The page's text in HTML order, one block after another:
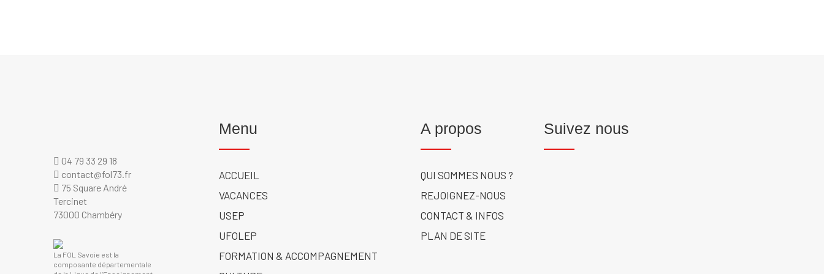
04 79 33 29 18
contact@fol73.fr
75 Square André
Tercinet
73000 Chambéry
La FOL Savoie est la
composante départementale
Menu
ACCUEIL
VACANCES
USEP
UFOLEP
FORMATION & ACCOMPAGNEMENT
A propos
QUI SOMMES NOUS ?
REJOIGNEZ-NOUS
CONTACT & INFOS
PLAN DE SITE
Suivez nous